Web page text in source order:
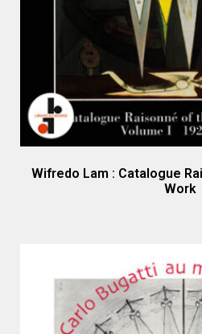
Wifredo Lam : Catalogue
Work